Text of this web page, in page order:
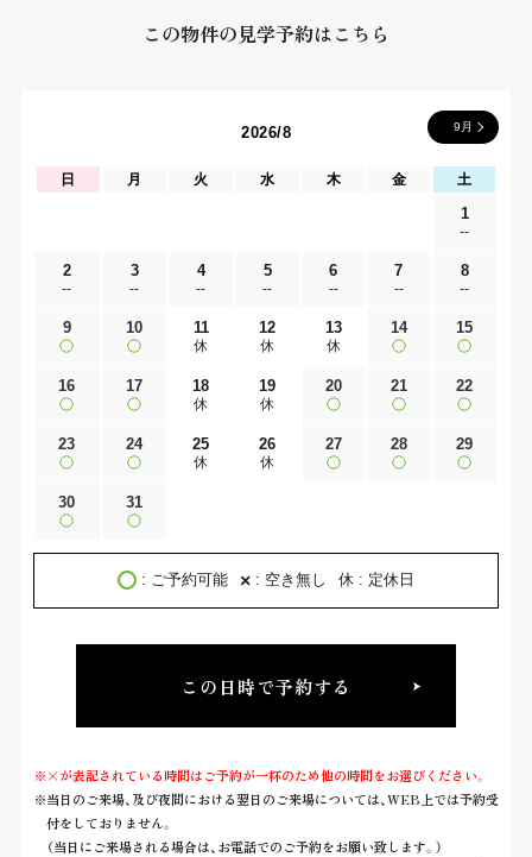
この物件の見学予約はこちら
2026/8 9月
日 月 火 水 木 金 土
1
--
2
--
3
--
4
--
5
--
6
--
7
--
8
--
9 10 11
休
12
休
13
休
14 15
16 17 18
休
19
休
20 21 22
23 24 25
休
26
休
27 28 29
30 31
: ご予約可能 × : 空き無し 休 : 定休日
この日時で予約する
×が表記されている時間はご予約が一杯のため他の時間をお選びください。
当日のご来場、及び夜間における翌日のご来場については、WEB上では予約受
付をしておりません。
（当日にご来場される場合は、お電話でのご予約をお願い致します。）